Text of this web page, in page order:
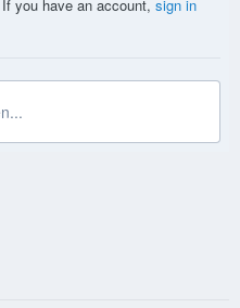
you have an account, sign in